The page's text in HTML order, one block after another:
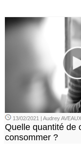
13/02/2021 | Audrey AVEAUX
Quelle quantité de
consommer ?